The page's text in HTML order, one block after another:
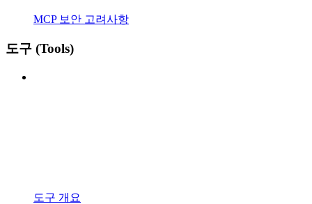
MCP 보안 고려사항
도구 (Tools)
도구 개요